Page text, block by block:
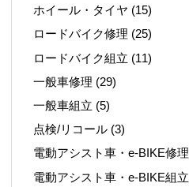
ホイール・タイヤ (15)
ロードバイク修理 (25)
ロードバイク組立 (11)
一般車修理 (29)
一般車組立 (5)
点検/リコール (3)
電動アシスト車・e-BIKE修理
電動アシスト車・e-BIKE組立